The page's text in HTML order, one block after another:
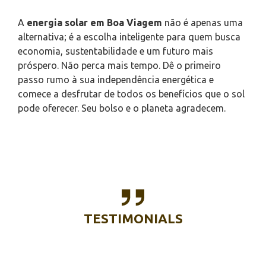
A energia solar em Boa Viagem não é apenas uma
alternativa; é a escolha inteligente para quem busca
economia, sustentabilidade e um futuro mais
próspero. Não perca mais tempo. Dê o primeiro
passo rumo à sua independência energética e
comece a desfrutar de todos os benefícios que o sol
pode oferecer. Seu bolso e o planeta agradecem.
TESTIMONIALS